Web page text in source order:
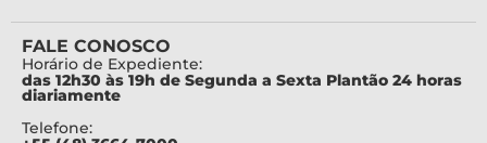
FALE CONOSCO
Horário de Expediente:
das 12h30 às 19h de Segunda a Sexta Plantão 24 horas
diariamente
Telefone: